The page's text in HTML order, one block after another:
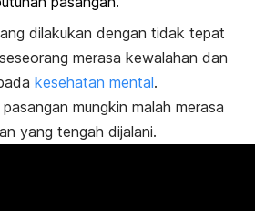
dilakukan dengan tidak tepat
merasa kewalahan dan
kesehatan mental.
mungkin malah merasa
yang tengah dijalani.